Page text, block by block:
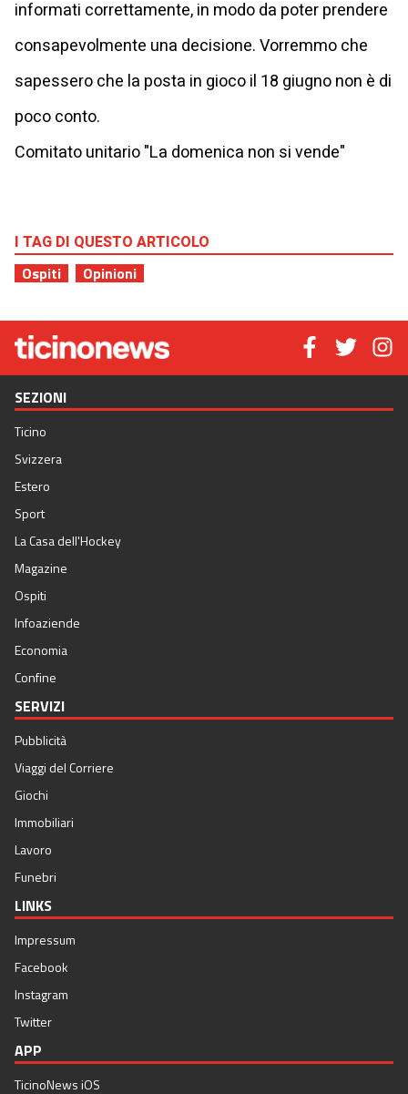
informati correttamente, in modo da poter prendere
consapevolmente una decisione. Vorremmo che
sapessero che la posta in gioco il 18 giugno non è di
poco conto.
Comitato unitario "La domenica non si vende"
I TAG DI QUESTO ARTICOLO
Ospiti
Opinioni
SEZIONI
Ticino
Svizzera
Estero
Sport
La Casa dell'Hockey
Magazine
Ospiti
Infoaziende
Economia
Confine
SERVIZI
Pubblicità
Viaggi del Corriere
Giochi
Immobiliari
Lavoro
Funebri
LINKS
Impressum
Facebook
Instagram
Twitter
APP
TicinoNews iOS